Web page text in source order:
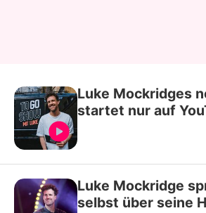
Luke Mockridges
startet nur auf
Luke Mockridge
selbst über seine